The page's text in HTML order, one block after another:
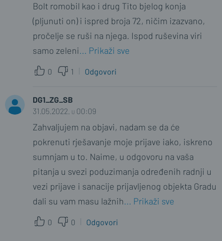
Bolt romobil kao i drug Tito bjelog konja
(pljunuti on) i ispred broja 72, ničim izazvano,
pročelje se ruši na njega. Ispod ruševina viri
samo zeleni... Prikaži sve
0 1 Odgovori
DG1_ZG_SB
31.05.2022. u 00:09
Zahvaljujem na objavi, nadam se da će
pokrenuti rješavanje moje prijave iako, iskreno
sumnjam u to. Naime, u odgovoru na vaša
pitanja u svezi poduzimanja određenih radnji u
vezi prijave i sanacije prijavljenog objekta Gradu
dali su vam masu lažnih... Prikaži sve
0 0 Odgovori